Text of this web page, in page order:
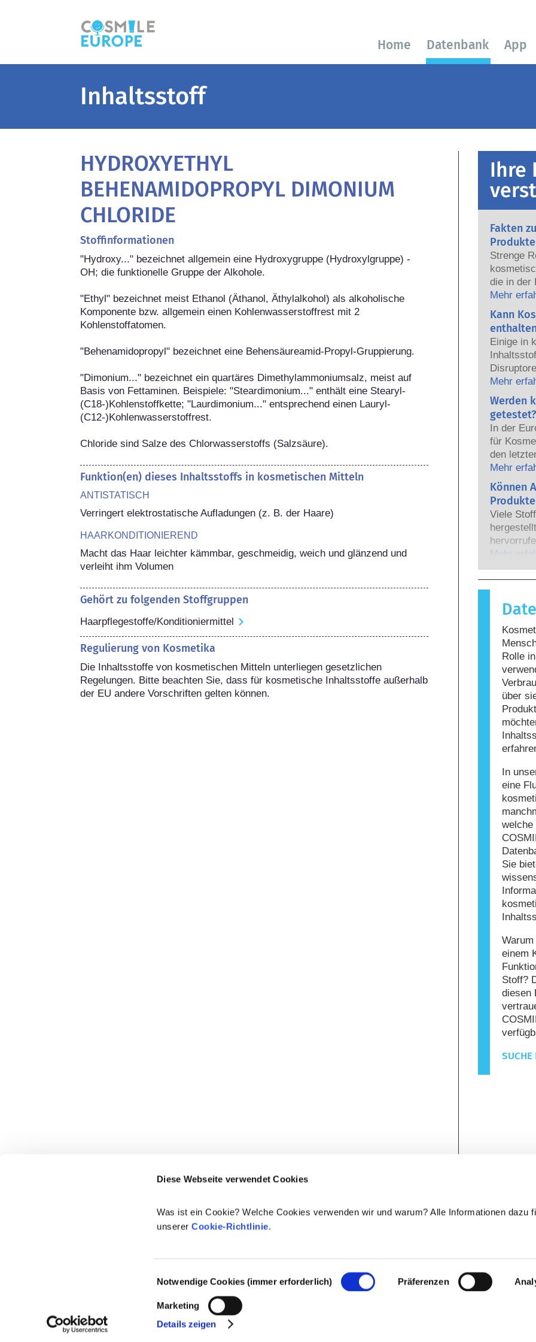
Diese Webseite verwendet Cookies
Was ist ein Cookie? Welche Cookies verwenden wir und warum? Alle Informationen dazu
unsererCookie-Richtlinie.
Notwendige Cookies (immer erforderlich) Präferenzen
Marketing
Details zeigen
Home Datenbank App
Inhaltsstoff
HYDROXYETHYL
BEHENAMIDOPROPYL DIMONIUM
CHLORIDE
Stoffinformationen
"Hydroxy..." bezeichnet allgemein eine Hydroxygruppe (Hydroxylgruppe) -
OH; die funktionelle Gruppe der Alkohole.
"Ethyl" bezeichnet meist Ethanol (Äthanol, Äthylalkohol) als alkoholische
Komponente bzw. allgemein einen Kohlenwasserstoffrest mit 2
Kohlenstoffatomen.
"Behenamidopropyl" bezeichnet eine Behensäureamid-Propyl-Gruppierung.
"Dimonium..." bezeichnet ein quartäres Dimethylammoniumsalz, meist auf
Basis von Fettaminen. Beispiele: "Steardimonium..." enthält eine Stearyl-
(C18-)Kohlenstoffkette; "Laurdimonium..." entsprechend einen Lauryl-
(C12-)Kohlenwasserstoffrest.
Chloride sind Salze des Chlorwasserstoffs (Salzsäure).
Funktion(en) dieses Inhaltsstoffs in kosmetischen Mitteln
ANTISTATISCH
Verringert elektrostatische Aufladungen (z. B. der Haare)
HAARKONDITIONIEREND
Macht das Haar leichter kämmbar, geschmeidig, weich und glänzend und
verleiht ihm Volumen
Gehört zu folgenden Stoffgruppen
Haarpflegestoffe/Konditioniermittel
Regulierung von Kosmetika
Die Inhaltsstoffe von kosmetischen Mitteln unterliegen gesetzlichen
Regelungen. Bitte beachten Sie, dass für kosmetische Inhaltsstoffe außerhalb
der EU andere Vorschriften gelten können.
Ihre
Fakten
Strenge
die in der
sicher für
Die
Mehr
Kann
Einige in
haben,
Hormone
das
heißt das
auch
sehr
zumeist
jemals
Produkte
Experten,
Mehr
Werden
In der
für
den
dem
von
Mehr
Können
Viele
wenn das
harmlos
Reaktion
Allergie
nicht,
nicht
Mehr
Rolle
über
In
eine
welche
Sie
einem
Stoff?
diesen
SUCHE
© 2021-2026 - Cosmetics Europe Rechtlicher Hinweis